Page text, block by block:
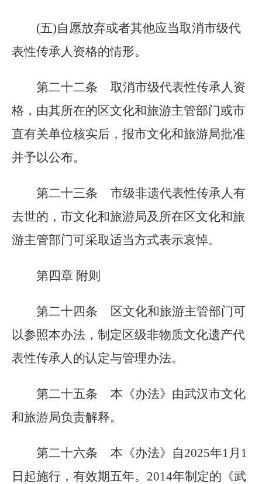
(五)自愿放弃或者其他应当取消市级代
表性传承人资格的情形。
第二十二条
取消市级代表性传承人资
格，由其所在的区文化和旅游主管部门或市
直有关单位核实后，报市文化和旅游局批准
并予以公布。
第二十三条
市级非遗代表性传承人有
去世的，市文化和旅游局及所在区文化和旅
游主管部门可采取适当方式表示哀悼。
第四章 附则
第二十四条
区文化和旅游主管部门可
以参照本办法，制定区级非物质文化遗产代
表性传承人的认定与管理办法。
第二十五条
本《办法》由武汉市文化
和旅游局负责解释。
第二十六条 本《办法》自2025年1月 1
日起施行 ，有效期五年。 2014年制定的《武